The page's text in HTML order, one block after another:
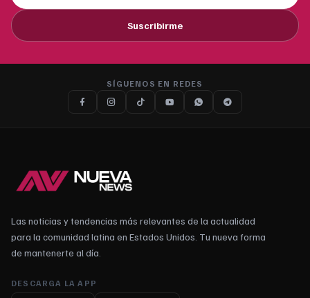
Suscribirme
SÍGUENOS EN REDES
Las noticias y tendencias más relevantes de la actualidad
para la comunidad latina en Estados Unidos. Tu nueva forma
de mantenerte al día.
DESCARGA LA APP